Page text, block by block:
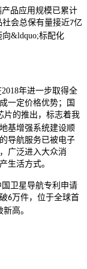
品应用规模已累计
会总保有量接近7亿
&ldquo;标配化
2018年进一步取得全
一定价格优势；国
片的推出，标志着我
基增强系统建设顺
导航服务已被电子
广泛进入大众消
生活方式。
卫星导航专利申请
6 万件，位于全球首
高。